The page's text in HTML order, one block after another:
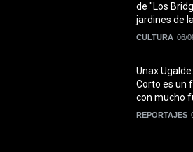
de "Los
jardines de
CULTURA 06/
Unax
Corto es un
con mucho
REPORTAJES